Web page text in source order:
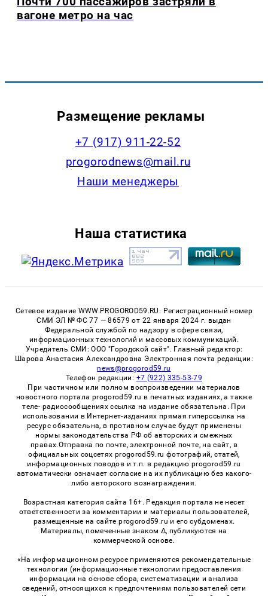
вагоне метро на час
Размещение рекламы
+7 (917) 911-22-52
progorodnews@mail.ru
Наши менеджеры
Наша статистика
Сетевое издание WWW.PROGOROD59.RU. Регистрационный номер
СМИ ЭЛ № ФС 77 — 86579 от 22 января 2024 г. выдан
Федеральной службой по надзору в сфере связи,
информационных технологий и массовых коммуникаций.
Учредитель СМИ: ООО "Городской сайт". Главный редактор:
Шарова Анастасия Александровна Электронная почта редакции:
news@progorod59.ru
Телефон редакции: +7 (922) 335-53-79
При частичном или полном воспроизведении материалов
новостного портала progorod59.ru в печатных изданиях, а также
теле- радиосообщениях ссылка на издание обязательна. При
использовании в Интернет-изданиях прямая гиперссылка на
ресурс обязательна, в противном случае будут применены
нормы законодательства РФ об авторских и смежных
правах.Отправка по почте, электронной почте, на сайт, в
официальных соцсетях progorod59.ru фотографий, статей,
информационных поводов и т.п. в редакцию progorod59.ru
автоматически означает согласие на их публикацию без какого-
либо авторского вознаграждения.
Возрастная категория сайта 16+. Редакция портала не несет
ответственности за комментарии и материалы пользователей,
размещенные на сайте progorod59.ru и его субдоменах.
Материалы, помеченные знаком Δ, публикуются на
коммерческой основе.
«На информационном ресурсе применяются рекомендательные
технологии (информационные технологии предоставления
информации на основе сбора, систематизации и анализа
сведений, относящихся к предпочтениям пользователей сети